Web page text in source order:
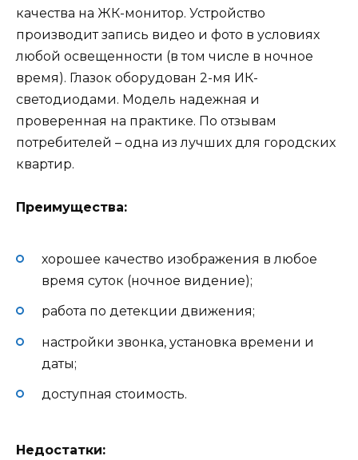
качества на ЖК-монитор. Устройство
производит запись видео и фото в условиях
любой освещенности (в том числе в ночное
время). Глазок оборудован 2-мя ИК-
светодиодами. Модель надежная и
проверенная на практике. По отзывам
потребителей – одна из лучших для городских
квартир.
Преимущества:
хорошее качество изображения в любое
время суток (ночное видение);
работа по детекции движения;
настройки звонка, установка времени и
даты;
доступная стоимость.
Недостатки: